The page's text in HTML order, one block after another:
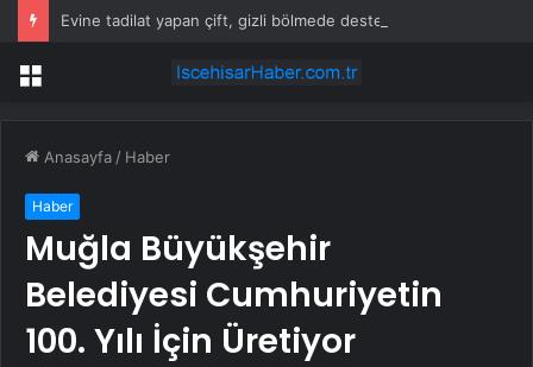
Menü
Anasayfa / Haber
Haber
Muğla Büyükşehir
Belediyesi Cumhuriyetin
100. Yılı İçin Üretiyor